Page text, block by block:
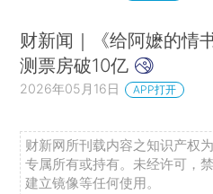
伊朗国家队在土耳其备战
挪威报告欧洲首例北极熊感
普京：学习中文的俄罗斯公
特朗普回应中俄元首会晤
外交部回应中美经贸合作
捷克最新涉华表态，中方回
郑丽文：全世界都不支持“台
财新闻｜《给阿嬷的情
测票房破10亿
2026年05月16日 APP打开
财新网所刊载内容之知识产权
专属所有或持有。未经许可，
建立镜像等任何使用。